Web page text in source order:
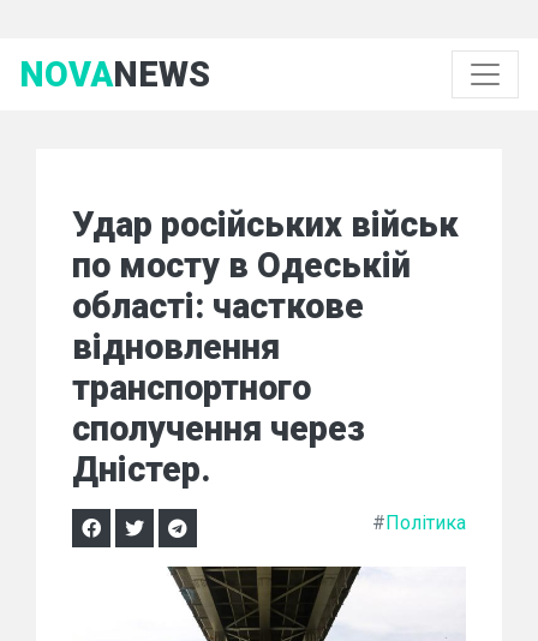
NOVANEWS
Удар російських військ
по мосту в Одеській
області: часткове
відновлення
транспортного
сполучення через
Дністер.
#Політика